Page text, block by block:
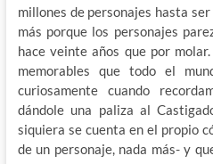
millones de personajes hasta
más porque los personajes
hace veinte años que por
memorables que todo el
curiosamente cuando
dándole una paliza al
siquiera se cuenta en el propio
de un personaje, nada más- y